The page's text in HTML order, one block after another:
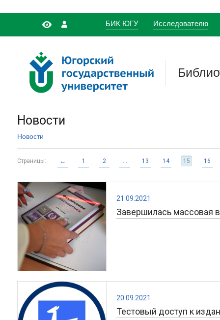
БИК ЮГУ Исследователю
Новости
Новости
Страницы: ← 1 2 ... 13 14 15 16
21.09.2021
Завершилась массовая
20.09.2021
Тестовый доступ к